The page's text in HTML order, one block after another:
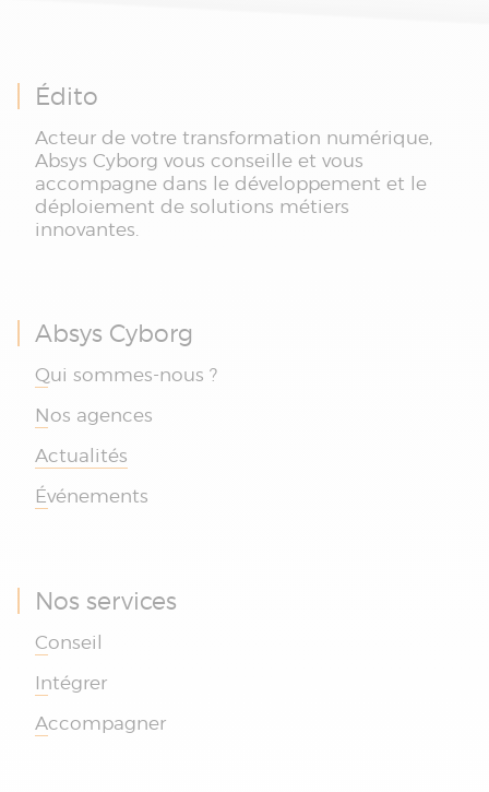
Édito
Acteur de votre transformation numérique,
Absys Cyborg vous conseille et vous
accompagne dans le développement et le
déploiement de solutions métiers
innovantes.
Absys Cyborg
Qui sommes-nous ?
Nos agences
Actualités
Événements
Nos services
Conseil
Intégrer
Accompagner